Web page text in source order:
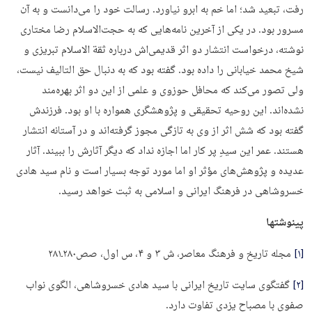
رفت، تبعید شد؛ اما خم به ابرو نیاورد. رسالت خود را می­‌دانست و به آن
مسرور بود. در یکی از آخرین نامه‌هایی که به حجت‌الاسلام رضا مختاری
نوشته، درخواست انتشار دو اثر قدیمی­‌اش درباره ثقة الاسلام تبریزی و
شیخ محمد خیابانی را داده بود. گفته بود که به دنبال حق التالیف نیست،
ولی تصور می­‌کند که محافل حوزوی و علمی از این دو اثر بهره‌مند
نشده‌اند. این روحیه تحقیقی و پژوهشگری همواره با او بود. فرزندش
گفته بود که شش اثر از وی به تازگی مجوز گرفته­‌اند و در آستانه انتشار
هستند. عمر این سیدِ پر کار اما اجازه نداد که دیگر آثارش را ببیند. آثار
عدیده و پژوهش‌های مؤثر او اما مورد توجه بسیار است و نام سید هادی
خسروشاهی در فرهنگ ایرانی و اسلامی به ثبت خواهد رسید.
پی­نوشتها
[۱] مجله تاریخ و فرهنگ معاصر، ش ۳ و ۴، س اول، صص۲۸۰ـ۲۸۱
[۲]
گفتگوی سایت تاریخ ایرانی با سید هادی خسروشاهی، الگوی نواب
صفوی با مصباح یزدی تفاوت دارد.